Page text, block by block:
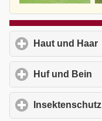
Haut und Haar
Huf und Bein
Insektenschutz